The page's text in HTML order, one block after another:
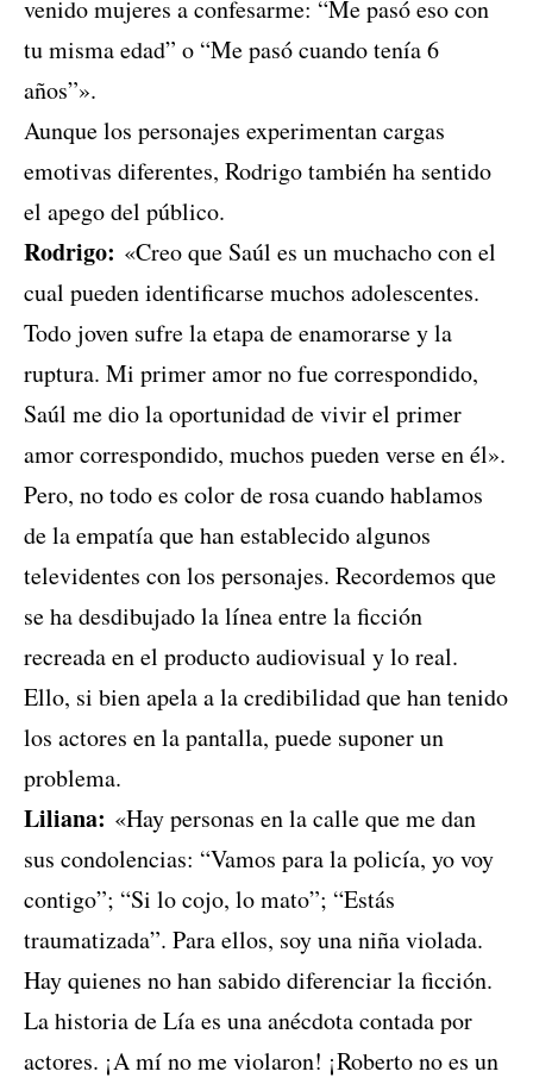
venido mujeres a confesarme: “Me pasó eso con
tu misma edad” o “Me pasó cuando tenía 6
años”».
Aunque los personajes experimentan cargas
emotivas diferentes, Rodrigo también ha sentido
el apego del público.
Rodrigo: «Creo que Saúl es un muchacho con el
cual pueden identificarse muchos adolescentes.
Todo joven sufre la etapa de enamorarse y la
ruptura. Mi primer amor no fue correspondido,
Saúl me dio la oportunidad de vivir el primer
amor correspondido, muchos pueden verse en él».
Pero, no todo es color de rosa cuando hablamos
de la empatía que han establecido algunos
televidentes con los personajes. Recordemos que
se ha desdibujado la línea entre la ficción
recreada en el producto audiovisual y lo real.
Ello, si bien apela a la credibilidad que han tenido
los actores en la pantalla, puede suponer un
problema.
Liliana: «Hay personas en la calle que me dan
sus condolencias: “Vamos para la policía, yo voy
contigo”; “Si lo cojo, lo mato”; “Estás
traumatizada”. Para ellos, soy una niña violada.
Hay quienes no han sabido diferenciar la ficción.
La historia de Lía es una anécdota contada por
actores. ¡A mí no me violaron! ¡Roberto no es un